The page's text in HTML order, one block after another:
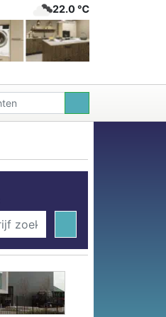
22.0 ℃